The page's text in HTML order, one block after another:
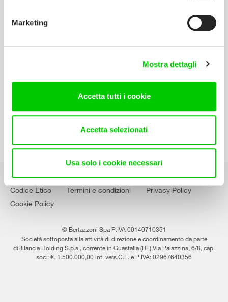
Marketing
Mostra dettagli
Accetta tutti i cookie
Accetta selezionati
Usa solo i cookie necessari
Scarica il catalogo
Lavora con noi
Codice Etico Termini e condizioni
Privacy Policy
Cookie Policy
© Bertazzoni Spa P.IVA 00140710351
Società sottoposta alla attività di direzione e coordinamento da parte
diBilancia Holding S.p.a., corrente in Guastalla (RE),Via Palazzina, 6/8, cap.
soc.: €. 1.500.000,00 int. vers.C.F. e P.IVA: 02967640356